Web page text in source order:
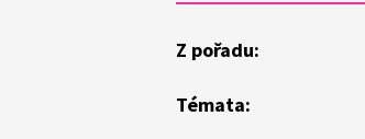
Z pořadu:
Témata: